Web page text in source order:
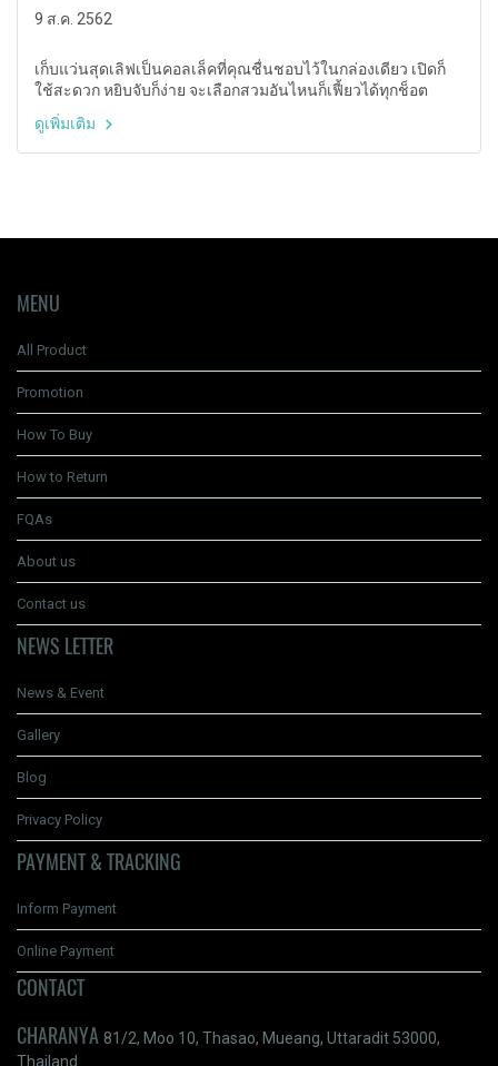
9 ส.ค. 2562
เก็บแว่นสุดเลิฟเป็นคอลเล็คที่คุณชื่นชอบไว้ในกล่องเดียว เปิดก็
ใช้สะดวก หยิบจับก็ง่าย จะเลือกสวมอันไหนก็เฟี้ยวได้ทุกช็อต
ดูเพิ่มเติม
MENU
All Product
Promotion
How To Buy
How to Return
FQAs
About us
Contact us
NEWS LETTER
News & Event
Gallery
Blog
Privacy Policy
PAYMENT & TRACKING
Inform Payment
Online Payment
CONTACT
CHARANYA 81/2, Moo 10, Thasao, Mueang, Uttaradit 53000,
Thailand